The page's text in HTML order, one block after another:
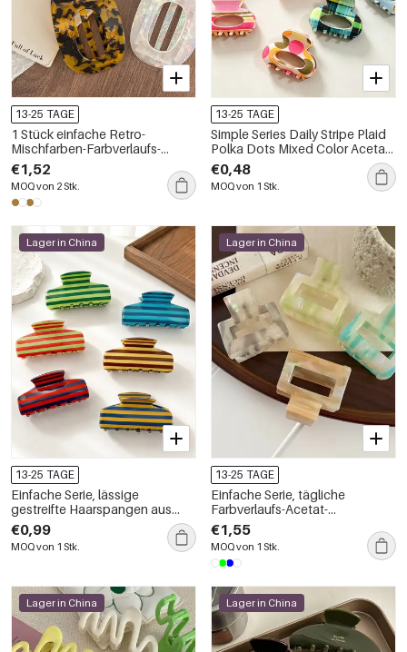
13-25 TAGE
1 Stück einfache Retro-
Mischfarben-Farbverlaufs-
Acetat-Haarspangen für Damen
€1,52
MOQ von 2 Stk.
13-25 TAGE
Simple Series Daily Stripe Plaid
Polka Dots Mixed Color Acetat
Haarspangen
€0,48
MOQ von 1 Stk.
Lager in China
13-25 TAGE
Einfache Serie, lässige
gestreifte Haarspangen aus
Acryl in verschiedenen Farben
€0,99
MOQ von 1 Stk.
Lager in China
13-25 TAGE
Einfache Serie, tägliche
Farbverlaufs-Acetat-
Haarspangen
€1,55
MOQ von 1 Stk.
Lager in China Lager in China